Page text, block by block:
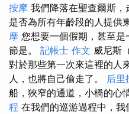
按摩 我們降落在聖查爾斯
是否為所有年齡段的人提供
摩 您想要一個假期，甚至
節是。 記帳士 作文 威尼斯
對於那些第一次來這裡的人
人，也將自己偷走了。 后里
船，狹窄的通道，小橋的心
程 在我們的巡游過程中，